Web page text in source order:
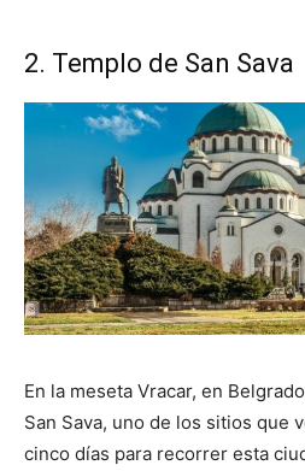
2. Templo de San Sava
En la meseta Vracar, en
San Sava, uno de los sitios que
cinco días para recorrer esta